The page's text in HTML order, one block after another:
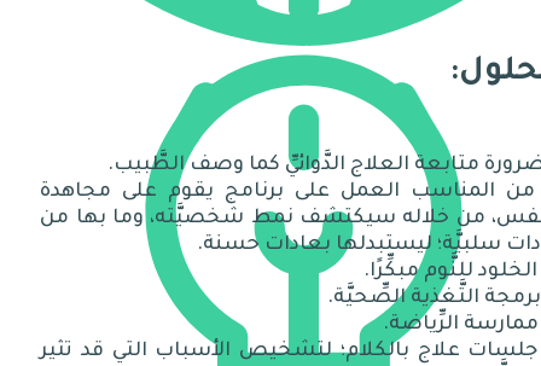
من المناسب العمل على برنامج يقوم على مجاهدة
من خلاله سيكتشف نمط شخصيَّته، وما بها من
سلبيَّة؛ ليستبدلها بعادات حسنة.
جلسات علاج بالكلام؛ لتشخيص الأسباب التي قد تثير